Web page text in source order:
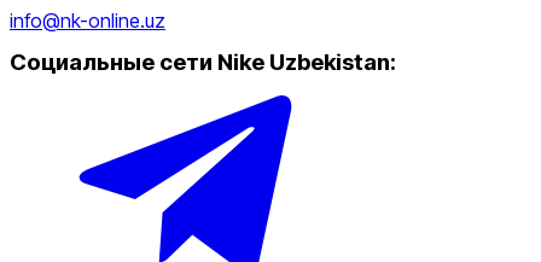
info@nk-online.uz
Социальные сети Nike Uzbekistan: